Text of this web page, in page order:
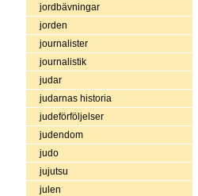
jordbävningar
jorden
journalister
journalistik
judar
judarnas historia
judeförföljelser
judendom
judo
jujutsu
julen